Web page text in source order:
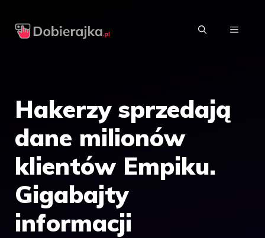
MENU
Hakerzy sprzedają
dane milionów
klientów Empiku.
Gigabajty
informacji